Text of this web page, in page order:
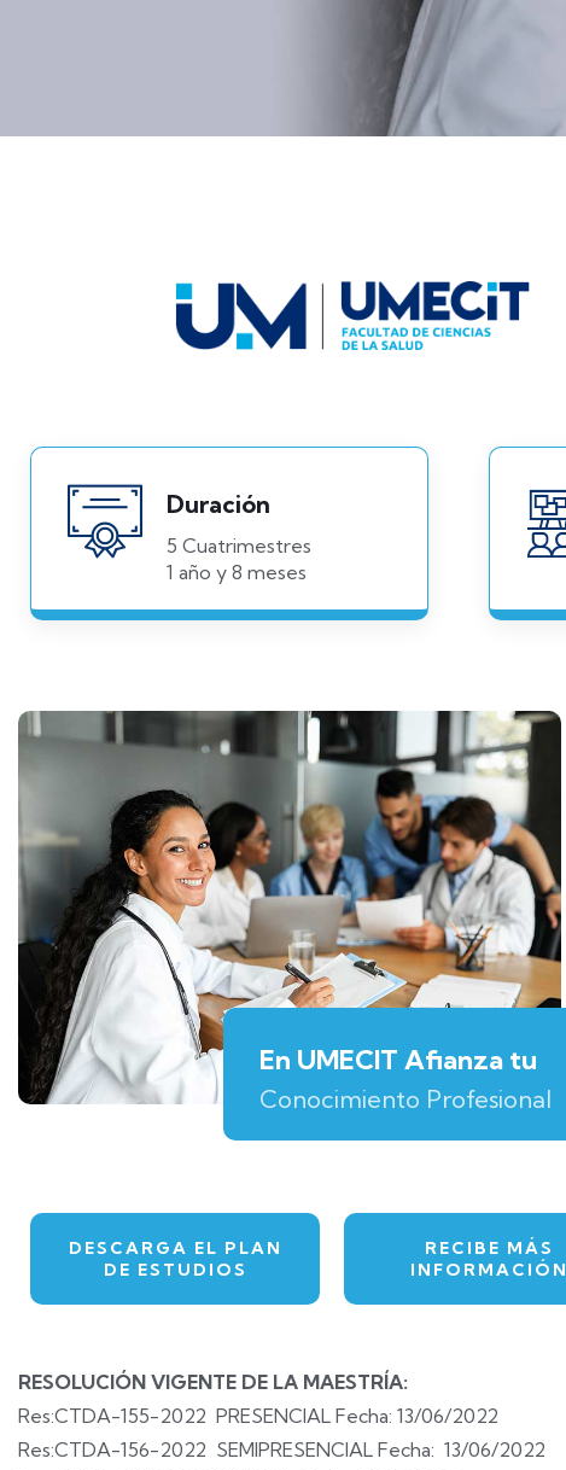
Duración
5 Cuatrimestres
1 año y 8 meses
En UMECIT Afianza tu
Conocimiento Profesional
DESCARGA EL PLAN
DE ESTUDIOS
RECIBE MÁS
INFORMACIÓN
RESOLUCIÓN VIGENTE DE LA MAESTRÍA:
Res:CTDA-155-2022 PRESENCIAL Fecha: 13/06/2022
Res:CTDA-156-2022 SEMIPRESENCIAL Fecha: 13/06/2022